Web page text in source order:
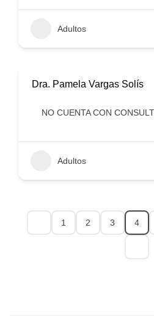
Adultos
Dra. Pamela Vargas Solís
NO CUENTA CON
Adultos
1 2 3 4